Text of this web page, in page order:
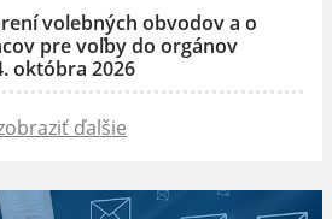
volebných obvodov a o
pre voľby do orgánov
októbra 2026
ďalšie